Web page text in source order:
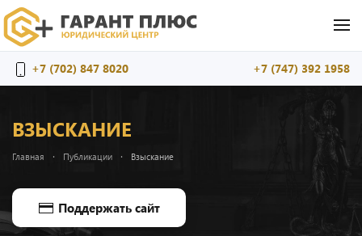
+7 (702) 847 8020 +7 (747) 392 1958
ВЗЫСКАНИЕ
Главная Публикации Взыскание
Поддержать сайт